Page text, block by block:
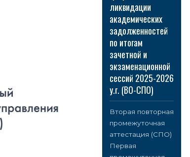
ликвидации
академических
задолженностей
по итогам
зачетной и
экзаменационной
сессий 2025-2026
у.г. (ВО-СПО)
Вторая повторная
промежуточная
аттестация (СПО)
Первая